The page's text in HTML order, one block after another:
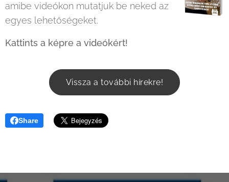
amibe videókon mutatjuk be neked az
egyes lehetőségeket.
Kattints a képre a videókért!
Vissza a további hírekre!
Share